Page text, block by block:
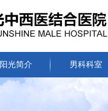
阳光简介 男科科室